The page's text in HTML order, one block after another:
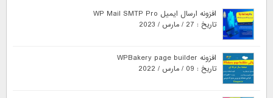
افزونه ارسال ایمیل WP Mail SMTP Pro
تاریخ : 27 / مارس / 2023
افزونه WPBakery page builder
تاریخ : 09 / مارس / 2022